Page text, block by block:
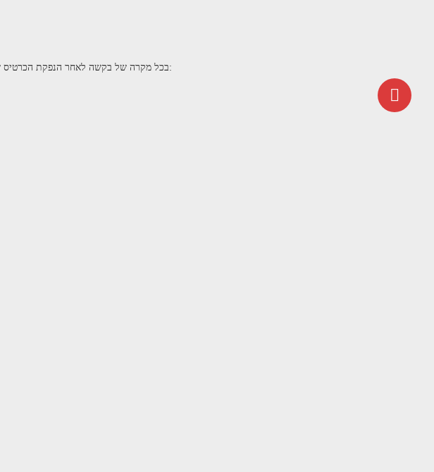
. בכל מקרה של בקשה לאחר הנפקת הכרטיס של : שינוי טיסה ,הזמנת אוכל מיוחד, הוספת כבודה ו/ או ביטול הכרטיס, יש לשלוח את הבקשה בצירוף מספר ההזמנה לכתובת המייל: